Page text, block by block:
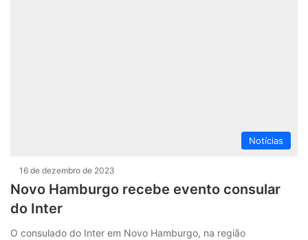
Notícias
16 de dezembro de 2023
Novo Hamburgo recebe evento consular
do Inter
O consulado do Inter em Novo Hamburgo, na região